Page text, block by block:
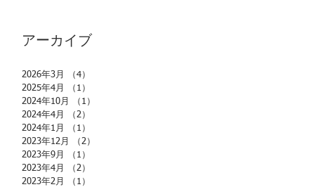
アーカイブ
2026年3月 （4）
2025年4月
（1）
2024年10月
（1）
2024年4月
（2）
2024年1月
（1）
2023年12月
（2）
2023年9月
（1）
2023年4月
（2）
2023年2月
（1）